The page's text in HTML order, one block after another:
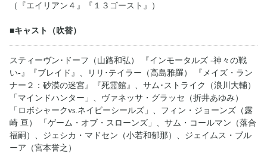
（『エイリアン４』『１３ゴースト』）
■キャスト（吹替）
スティーヴン･ドーフ（山路和弘） 『インモータルズ -神々の戦
い-』『ブレイド』、リリ･テイラー（高島雅羅） 『メイズ・ラン
ナー２：砂漠の迷宮』『死霊館』、サム･ストライク（浪川大輔）
「マインドハンター」、ヴァネッサ・グラッセ（折井あゆみ）
「ロボシャークvs.ネイビーシールズ」、フィン・ジョーンズ（露
崎 亘） 「ゲーム・オブ・スローンズ」、サム・コールマン（落合
福嗣）、ジェシカ・マドセン（小若和郁那）、ジェイムス・ブル
ーア（宮本誉之）